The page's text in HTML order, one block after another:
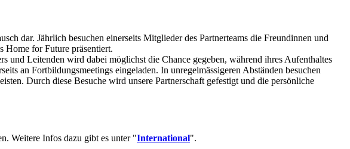
dar. Jährlich besuchen einerseits Mitglieder des Partnerteams die Freundinnen und
Home for Future präsentiert.
und Leitenden wird dabei möglichst die Chance gegeben, während ihres Aufenthaltes
an Fortbildungsmeetings eingeladen. In unregelmässigeren Abständen besuchen
Durch diese Besuche wird unsere Partnerschaft gefestigt und die persönliche
Weitere Infos dazu gibt es unter "International".